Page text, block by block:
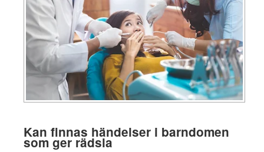
Kan finnas händelser i barndomen
som ger rädsla